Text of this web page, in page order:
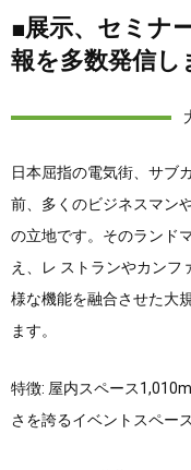
■展示、セミナ
報を多数発信し
日本屈指の電気街、サブ
前、多くのビジネスマン
の立地です。そのランド
え、レ ストランやカンフ
様な機能を融合させた大
ます。
特徴: 屋内スペース
さを誇るイベントスペース